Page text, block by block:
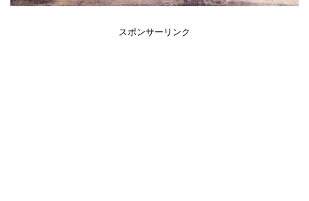
スポンサーリンク